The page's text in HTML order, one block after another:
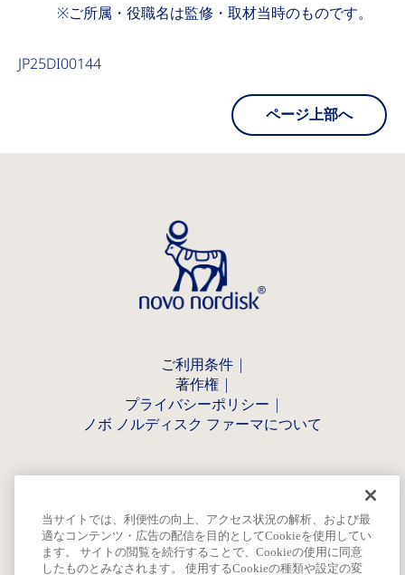
※ご所属・役職名は監修・取材当時のものです。
JP25DI00144
ページ上部へ
ご利用条件
著作権
プライバシーポリシー
ノボ ノルディスク ファーマについて
当サイトでは、利便性の向上、アクセス状況の解析、および最
適なコンテンツ・広告の配信を目的としてCookieを使用してい
ます。 サイトの閲覧を続行することで、Cookieの使用に同意
したものとみなされます。 使用するCookieの種類や設定の変